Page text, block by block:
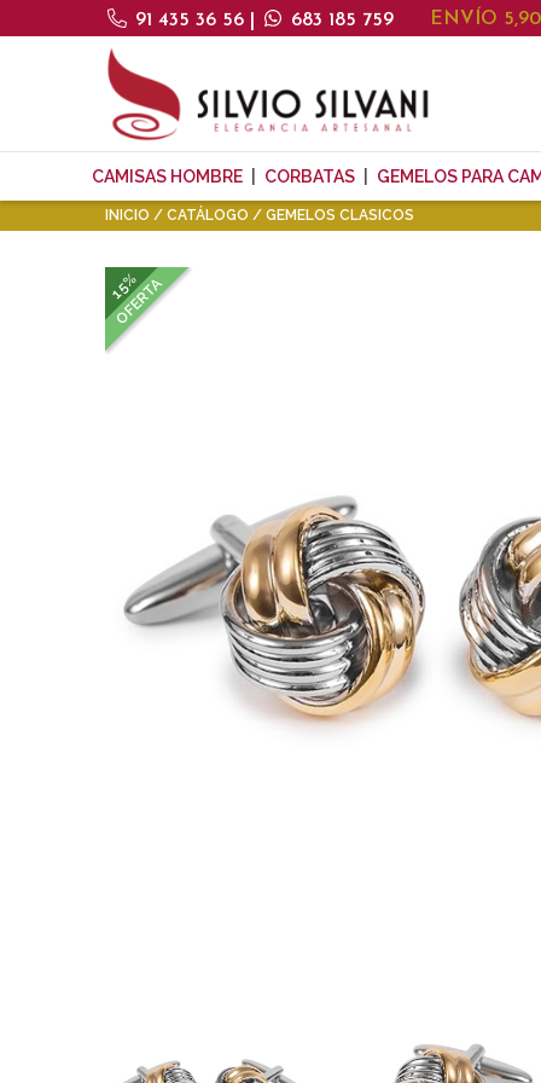
91 435 36 56 683 185 759 ENVÍO
CAMISAS HOMBRE CORBATAS GEMELOS PARA
INICIO CATÁLOGO GEMELOS CLASICOS
15%
OFERTA